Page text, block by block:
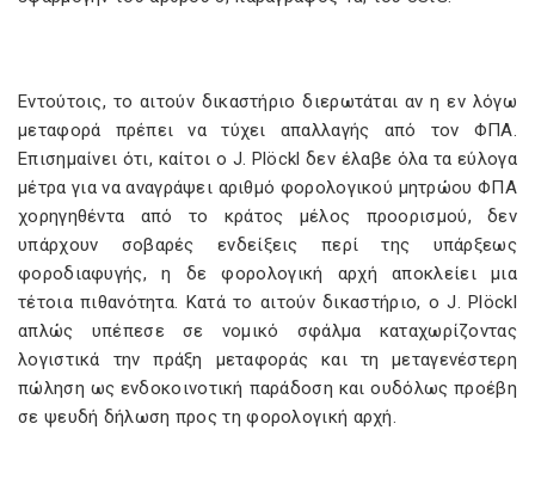
Εντούτοις, το αιτούν δικαστήριο διερωτάται αν η εν λόγω
μεταφορά πρέπει να τύχει απαλλαγής από τον ΦΠΑ.
Επισημαίνει ότι, καίτοι ο J. Plöckl δεν έλαβε όλα τα εύλογα
μέτρα για να αναγράψει αριθμό φορολογικού μητρώου ΦΠΑ
χορηγηθέντα από το κράτος μέλος προορισμού, δεν
υπάρχουν σοβαρές ενδείξεις περί της υπάρξεως
φοροδιαφυγής, η δε φορολογική αρχή αποκλείει μια
τέτοια πιθανότητα. Κατά το αιτούν δικαστήριο, ο J. Plöckl
απλώς υπέπεσε σε νομικό σφάλμα καταχωρίζοντας
λογιστικά την πράξη μεταφοράς και τη μεταγενέστερη
πώληση ως ενδοκοινοτική παράδοση και ουδόλως προέβη
σε ψευδή δήλωση προς τη φορολογική αρχή.